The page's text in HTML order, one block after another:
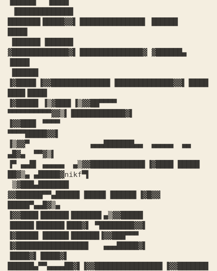
███████▌█████▓▓▌▐██████████████▌ ██████
▓█████████████▓▌▐██████████████▓ ▓██████▄
▐▓████▌▐▓▓█████████████▌▐█████████████▓▓▌▐████
▐▓█████ ▐▒▓███▌▐▒▓▓██▀▀▀▀
▀▀▀▀▀▀▀▀▀▀▓▓▒▌▐████████████▓▌
▐▓▓███▌ ▀▀▀▀
▀▀▀▀█████▓▓▌
▐▒▓▓▀              ▄▄▄███████▄▄  ▄▄▄▄▄  ▄▄
▄█▓▄  ▀▀▓▒▌
▐▀ ▄▄█▌ ▄▄▄▄▄  ▄▒▓▓████████████▌▐▓████ █████
██▓▒▄ ▄█████▓nikf▀▌
▓▓██████▀▀▄█████▌▐████▌▐█████▌▐▓█▓▓
█████▀▄▄█▓▒▄
▐▓▓████▐██████▐██████▌▄▒▓▓█████
▐█████▐██████▐███▓▌ ▀████████▓▓▌
▐▓█████ ██████▐██████▐▓▓███▀▀▀
▐▓████████████████▌   ▄▄▄█████▓▌
▐████▓▌▐████▓▌
██████▄▀▀▄▄▄▄██▓▌▐▓▓███████████████▌▐▓▓███████